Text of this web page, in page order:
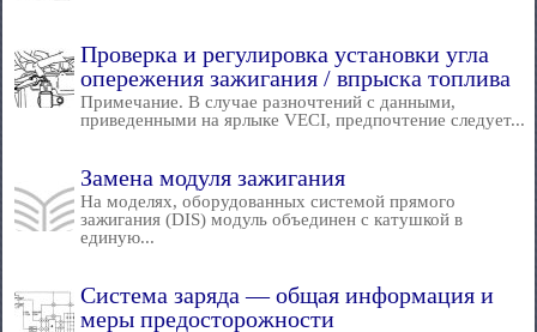
Проверка и регулировка установки угла
опережения зажигания / впрыска топлива
Примечание. В случае разночтений с данными,
приведенными на ярлыке VECI, предпочтение следует...
Замена модуля зажигания
На моделях, оборудованных системой прямого
зажигания (DIS) модуль объединен с катушкой в
единую...
Система заряда — общая информация и
меры предосторожности